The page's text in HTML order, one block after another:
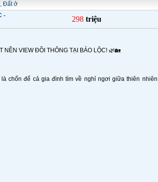
Đất ở
-
298 triệu
VIEW ĐỒI THÔNG TẠI BẢO LỘC! 🌿🏡
chốn để cả gia đình tìm về nghỉ ngơi giữa thiên nhiên